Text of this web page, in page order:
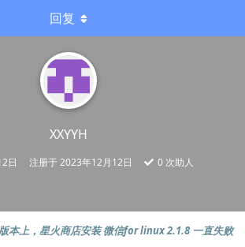
XXYYH
日 注册于2023年12月12日 0 次助人
回复
本上，星火商店安装 微信for linux 2.1.8 一直失败